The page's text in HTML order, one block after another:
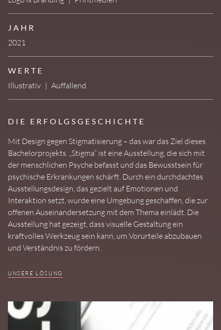
DIE ERFOLGSGESCHICHTE
Mit Design gegen Stigmatisierung – das war das Ziel dieses
Bachelorprojekts. „Stigma“ ist eine Ausstellung, die sich mit
der menschlichen Psyche befasst und das Bewusstsein für
psychische Erkrankungen schärft. Durch ein durchdachtes
Ausstellungsdesign, das gezielt auf Emotionen und
Interaktion setzt, wurde eine Umgebung geschaffen, die zur
offenen Auseinandersetzung mit dem Thema einlädt. Die
Ausstellung hat gezeigt, dass visuelle Gestaltung ein
kraftvolles Werkzeug sein kann, um Vorurteile abzubauen
und Verständnis zu fördern.
dass es die Tabuisierung psychischer Erkrankungen
hinterfragt und den Besucher:innen einen sicheren Raum für
UNSERE LÖSUNG
JAHR
2021
WERTE
Illustrativ | Auffallend